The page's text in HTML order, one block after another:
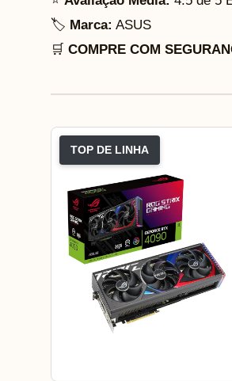
🏷️ Marca: ASUS
🛒 COMPRE COM
TOP DE LINHA